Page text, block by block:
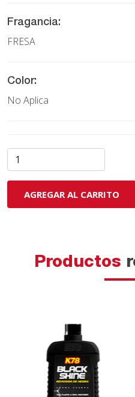
Fragancia:
FRESA
Color:
No Aplica
AGREGAR AL CARRITO
Productos